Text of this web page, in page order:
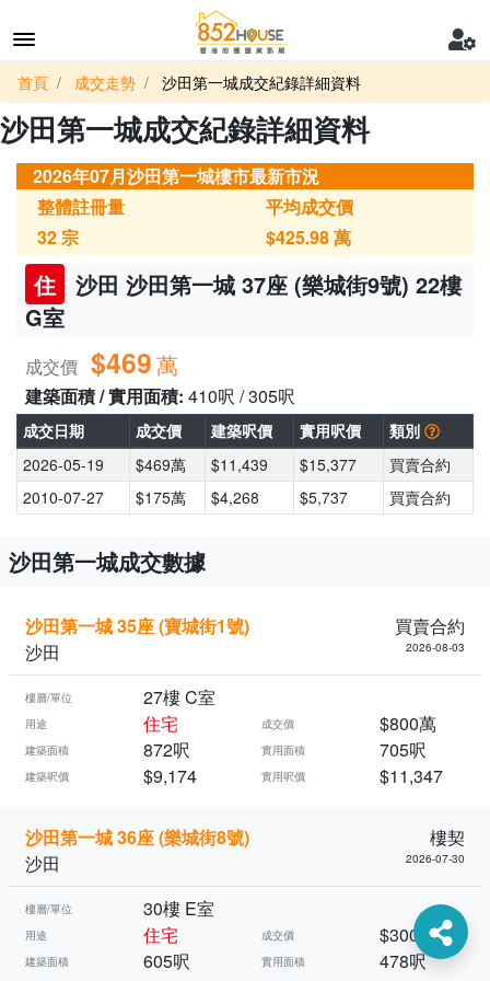
首頁 成交走勢 沙田第一城成交紀錄詳細資料
沙田第一城成交紀錄詳細資料
2026年07月沙田第一城樓市最新市況
整體註冊量
32宗
平均成交價
$425.98萬
住
沙田 沙田第一城 37座 (樂城街9號) 22樓
G室
成交價 $469萬
建築面積 / 實用面積: 410呎 / 305呎
成交日期 成交價 建築呎價 實用呎價
類別
2026-05-19
$469萬 $11,439 $15,377
買賣合約
2010-07-27
$175萬 $4,268 $5,737 買賣合約
沙田第一城成交數據
沙田第一城 35座 (寶城街1號)
買賣合約
沙田
2026-08-03
樓層/單位 27樓 C室
用途 住宅 成交價 $800萬
建築面積 872呎 實用面積 705呎
建築呎價 $9,174 實用呎價 $11,347
沙田第一城 36座 (樂城街8號)
樓契
沙田
2026-07-30
樓層/單位 30樓 E室
用途 住宅 成交價 $300萬
建築面積 605呎 實用面積 478呎